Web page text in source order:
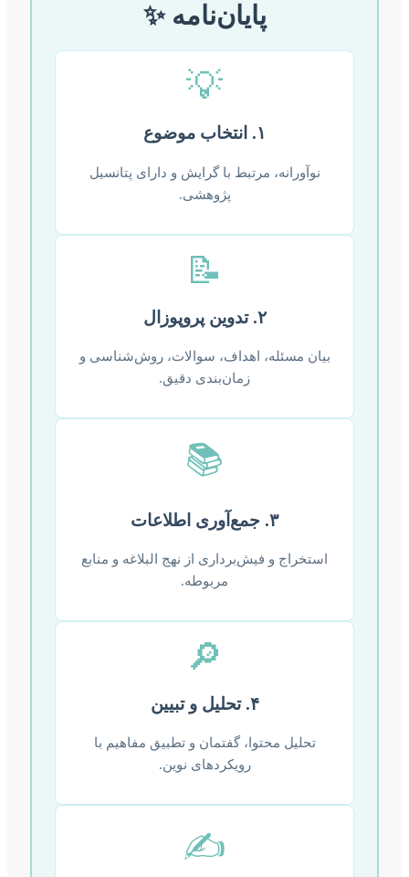
پایان‌نامه ✨
💡
۱. انتخاب موضوع
نوآورانه، مرتبط با گرایش و دارای پتانسیل
پژوهشی.
📝
۲. تدوین پروپوزال
بیان مسئله، اهداف، سوالات، روش‌شناسی و
زمان‌بندی دقیق.
📚
۳. جمع‌آوری اطلاعات
استخراج و فیش‌برداری از نهج البلاغه و منابع
مربوطه.
🔎
۴. تحلیل و تبیین
تحلیل محتوا، گفتمان و تطبیق مفاهیم با
رویکردهای نوین.
✍️